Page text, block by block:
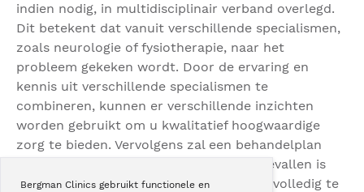
Bergman Clinics gebruikt functionele en
indien nodig, in multidisciplinair verband overlegd.
Dit betekent dat vanuit verschillende specialismen,
zoals neurologie of fysiotherapie, naar het
probleem gekeken wordt. Door de ervaring en
kennis uit verschillende specialismen te
combineren, kunnen er verschillende inzichten
worden gebruikt om u kwalitatief hoogwaardige
zorg te bieden. Vervolgens zal een behandelplan
worden opgesteld, echter in sommige gevallen is
het niet altijd mogelijk om alle klachten volledig te